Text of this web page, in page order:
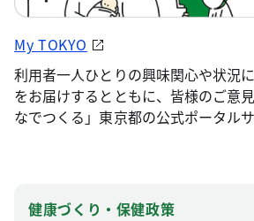
My TOKYO
利用者一人ひとりの興味関心や状況
をお届けするとともに、皆様のご意
なでつくる」東京都の公式ポータルサ
健康づくり・保健政策